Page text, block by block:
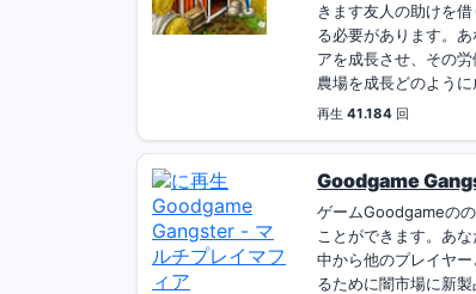
きます友人の助けを
る必要があります。
アを成長させ、その
農場を成長どのよう
再生41.184 回
Goodgame
ゲームGoodgameの
ことができます。あ
中から他のプレイヤ
るために闇市場に新